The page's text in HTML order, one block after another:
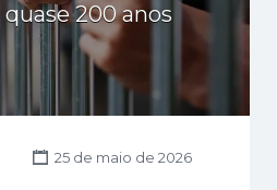
200 anos
25 de maio de 2026